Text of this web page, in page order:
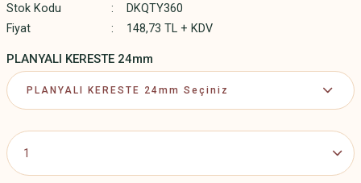
Stok Kodu
DKQTY360
Fiyat
148,73 TL + KDV
PLANYALI KERESTE 24mm